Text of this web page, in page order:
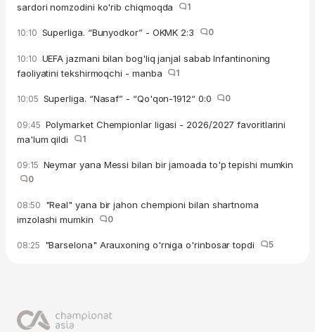
sardori nomzodini ko'rib chiqmoqda
1
10:10 Superliga. “Bunyodkor” - OKMK 2:3 0
10:10 UEFA jazmani bilan bog'liq janjal sabab Infantinoning
faoliyatini tekshirmoqchi - manba
1
10:05 Superliga. “Nasaf” - “Qo'qon-1912“ 0:0 0
09:45 Polymarket Chempionlar ligasi - 2026/2027 favoritlarini
ma'lum qildi
1
09:15 Neymar yana Messi bilan bir jamoada to'p tepishi mumkin
0
08:50 "Real" yana bir jahon chempioni bilan shartnoma
imzolashi mumkin
0
08:25 "Barselona" Arauxoning o'rniga o'rinbosar topdi 5